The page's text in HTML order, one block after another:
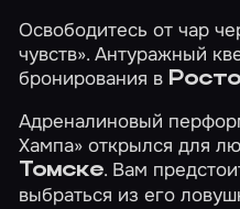
Освободитесь от чар
чувств». Антуражный
бронирования в
Адреналиновый
Хампа» открылся для
Томске. Вам
выбраться из его